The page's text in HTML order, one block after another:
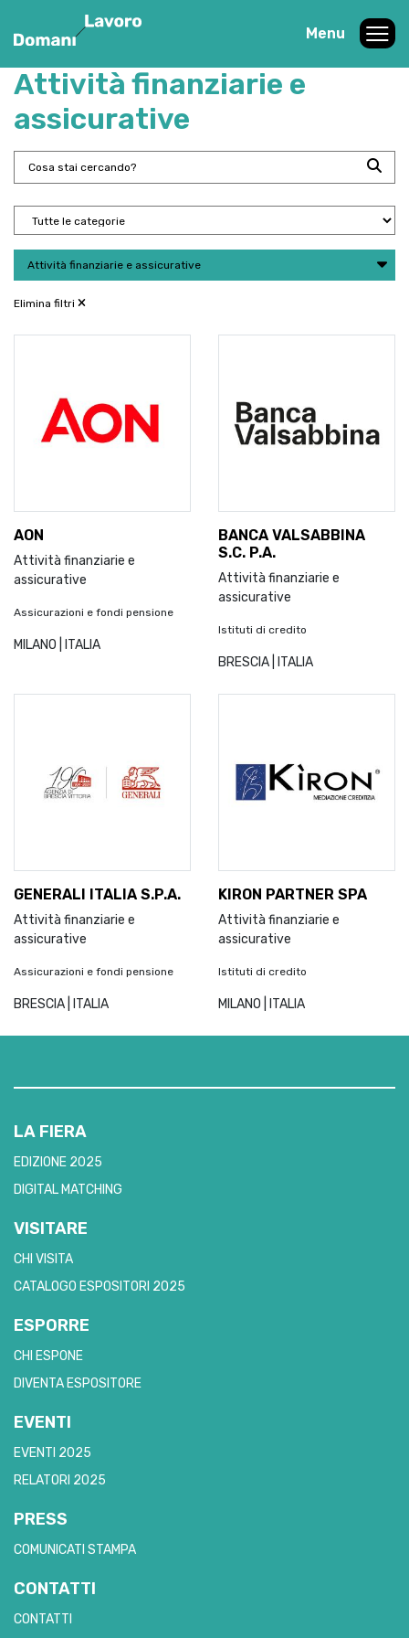
Menu
Attività finanziarie e
assicurative
Attività finanziarie e assicurative
Elimina filtri
AON
Attività finanziarie e
assicurative
Assicurazioni e fondi pensione
MILANO | ITALIA
BANCA VALSABBINA
S.C. P.A.
Attività finanziarie e
assicurative
Istituti di credito
BRESCIA | ITALIA
GENERALI ITALIA S.P.A.
Attività finanziarie e
assicurative
Assicurazioni e fondi pensione
BRESCIA | ITALIA
KIRON PARTNER SPA
Attività finanziarie e
assicurative
Istituti di credito
MILANO | ITALIA
LA FIERA
EDIZIONE 2025
DIGITAL MATCHING
VISITARE
CHI VISITA
CATALOGO ESPOSITORI 2025
ESPORRE
CHI ESPONE
DIVENTA ESPOSITORE
EVENTI
EVENTI 2025
RELATORI 2025
PRESS
COMUNICATI STAMPA
CONTATTI
CONTATTI